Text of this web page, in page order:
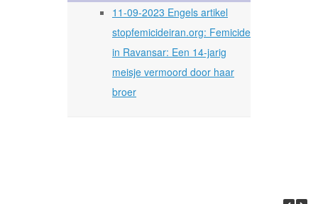
11-09-2023 Engels artikel
stopfemicideiran.org: Femicide
in Ravansar: Een 14-jarig
meisje vermoord door haar
broer